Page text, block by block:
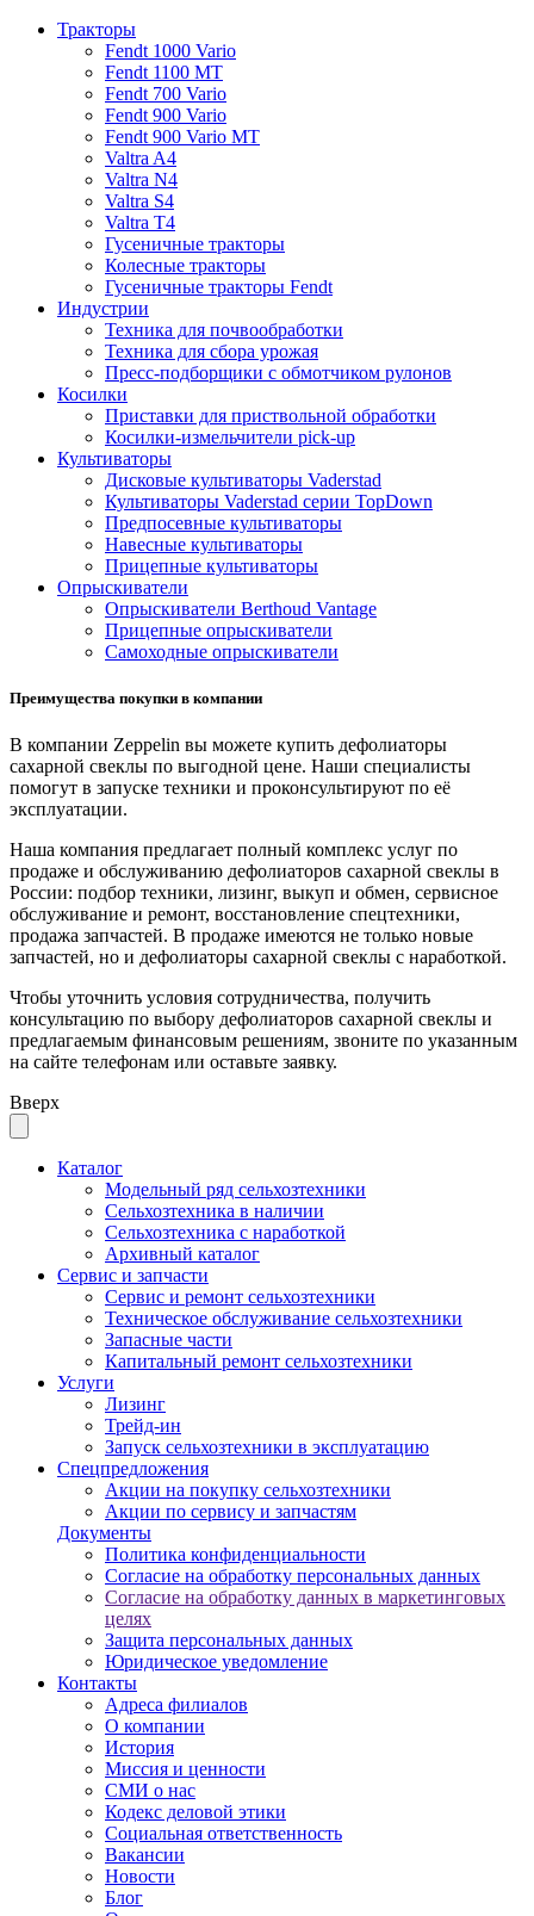
Тракторы
Fendt 1000 Vario
Fendt 1100 MT
Fendt 700 Vario
Fendt 900 Vario
Fendt 900 Vario MT
Valtra A4
Valtra N4
Valtra S4
Valtra T4
Гусеничные тракторы
Колесные тракторы
Гусеничные тракторы Fendt
Индустрии
Техника для почвообработки
Техника для сбора урожая
Пресс-подборщики с обмотчиком рулонов
Косилки
Приставки для приствольной обработки
Косилки-измельчители pick-up
Культиваторы
Дисковые культиваторы Vaderstad
Культиваторы Vaderstad серии TopDown
Предпосевные культиваторы
Навесные культиваторы
Прицепные культиваторы
Опрыскиватели
Опрыскиватели Berthoud Vantage
Прицепные опрыскиватели
Самоходные опрыскиватели
Преимущества покупки в компании
В компании Zeppelin вы можете купить дефолиаторы
сахарной свеклы по выгодной цене. Наши специалисты
помогут в запуске техники и проконсультируют по её
эксплуатации.
Наша компания предлагает полный комплекс услуг по
продаже и обслуживанию дефолиаторов сахарной свеклы в
России: подбор техники, лизинг, выкуп и обмен, сервисное
обслуживание и ремонт, восстановление спецтехники,
продажа запчастей. В продаже имеются не только новые
запчастей, но и дефолиаторы сахарной свеклы с наработкой.
Чтобы уточнить условия сотрудничества, получить
консультацию по выбору дефолиаторов сахарной свеклы и
предлагаемым финансовым решениям, звоните по указанным
на сайте телефонам или оставьте заявку.
Вверх
Каталог
Модельный ряд сельхозтехники
Сельхозтехника в наличии
Сельхозтехника с наработкой
Архивный каталог
Сервис и запчасти
Сервис и ремонт сельхозтехники
Техническое обслуживание сельхозтехники
Запасные части
Капитальный ремонт сельхозтехники
Услуги
Лизинг
Трейд-ин
Запуск сельхозтехники в эксплуатацию
Спецпредложения
Акции на покупку сельхозтехники
Акции по сервису и запчастям
Документы
Политика конфиденциальности
Согласие на обработку персональных данных
Согласие на обработку данных в маркетинговых
целях
Защита персональных данных
Юридическое уведомление
Контакты
Адреса филиалов
О компании
История
Миссия и ценности
СМИ о нас
Кодекс деловой этики
Социальная ответственность
Вакансии
Новости
Блог